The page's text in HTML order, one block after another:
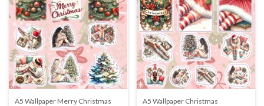
A5 Wallpaper Merry Christmas A5 Wallpaper Christmas